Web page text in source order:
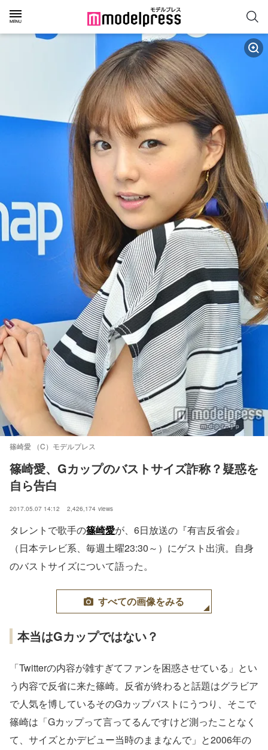
篠崎愛 （C）モデルプレス
篠崎愛、Gカップのバストサイズ詐称？疑惑を
自ら告白
2017.05.07 14:12 2,426,174 views
タレントで歌手の篠崎愛が、6日放送の『有吉反省会』
（日本テレビ系、毎週土曜23:30～）にゲスト出演。自身
のバストサイズについて語った。
すべての画像をみる
本当はGカップではない？
「Twitterの内容が雑すぎてファンを困惑させている」とい
う内容で反省に来た篠崎。反省が終わると話題はグラビア
で人気を博しているそのGカップバストにうつり、そこで
篠崎は「Gカップって言ってるんですけど測ったことなく
て、サイズとかデビュー当時のままなんで」と2006年の